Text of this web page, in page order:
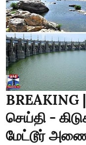
BREAKING
செய்தி -
மேட்டூர்